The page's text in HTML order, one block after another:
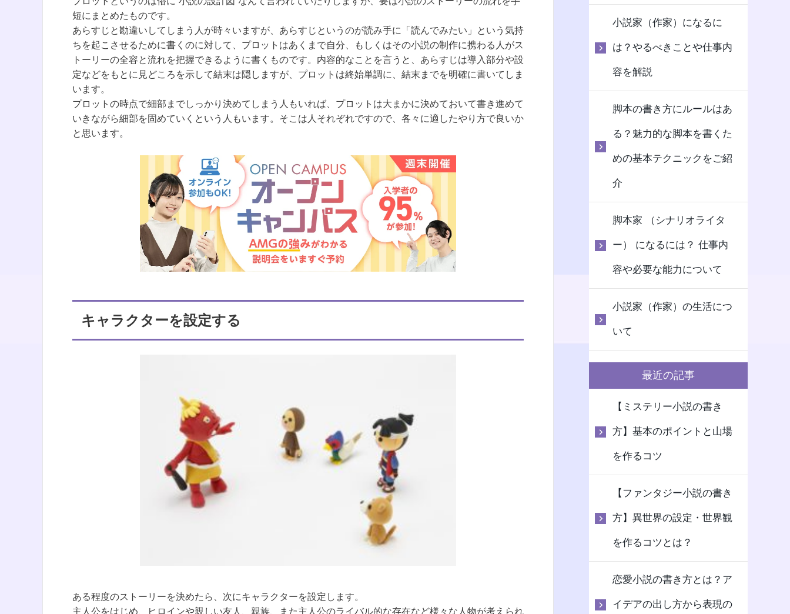
短にまとめたものです。
あらすじと勘違いしてしまう人が時々いますが、あらすじというのが読み手に「読んでみたい」という気持
ちを起こさせるために書くのに対して、プロットはあくまで自分、もしくはその小説の制作に携わる人がス
トーリーの全容と流れを把握できるように書くものです。内容的なことを言うと、あらすじは導入部分や設
定などをもとに見どころを示して結末は隠しますが、プロットは終始単調に、結末までを明確に書いてしま
います。
プロットの時点で細部までしっかり決めてしまう人もいれば、プロットは大まかに決めておいて書き進めて
いきながら細部を固めていくという人もいます。そこは人それぞれですので、各々に適したやり方で良いか
と思います。
キャラクターを設定する
ある程度のストーリーを決めたら、次にキャラクターを設定します。
主人公をはじめ、ヒロインや親しい友人、親族、また主人公のライバル的な存在など様々な人物が考えられ
小説家（作家）になるに
は？やるべきことや仕事内
容を解説
脚本の書き方にルールはあ
る？魅力的な脚本を書くた
めの基本テクニックをご紹
介
脚本家 （シナリオライタ
ー） になるには？ 仕事内
容や必要な能力について
小説家（作家）の生活につ
いて
最近の記事
【ミステリー小説の書き
方】基本のポイントと山場
を作るコツ
【ファンタジー小説の書き
方】異世界の設定・世界観
を作るコツとは？
恋愛小説の書き方とは？ア
イデアの出し方から表現の